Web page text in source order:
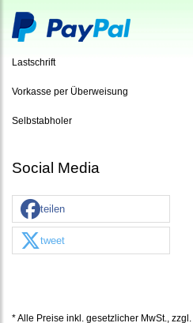
Lastschrift
Vorkasse per Überweisung
Selbstabholer
Social Media
teilen
tweet
* Alle Preise inkl. gesetzlicher MwSt., zzgl.